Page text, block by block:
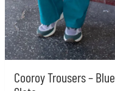
Cooroy Trousers – Blue